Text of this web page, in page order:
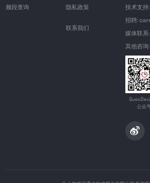
频段查询
隐私政策
联系我们
技术支
招聘:
媒体联
其他咨
公众